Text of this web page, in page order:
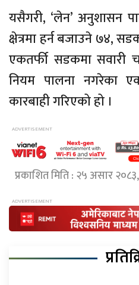
यसैगरी, ‘लेन’ अनुशासन
क्षेत्रमा हर्न बजाउने ७४,
एकतर्फी सडकमा सवारी
नियम पालना नगरेका
कारबाही गरिएको हो ।
प्रकाशित मिति : २५ असार